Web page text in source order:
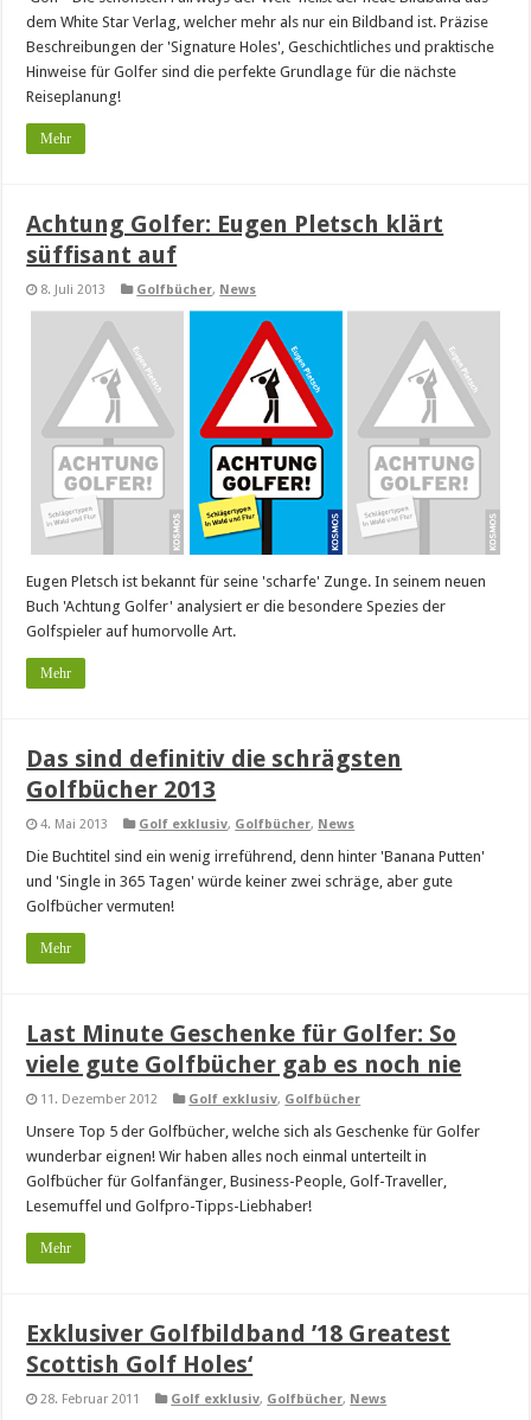
dem White Star Verlag, welcher mehr als nur ein Bildband ist. Präzise
Beschreibungen der 'Signature Holes', Geschichtliches und praktische
Hinweise für Golfer sind die perfekte Grundlage für die nächste
Reiseplanung!
Mehr
Achtung Golfer: Eugen Pletsch klärt
süffisant auf
8. Juli 2013 Golfbücher, News
Eugen Pletsch ist bekannt für seine 'scharfe' Zunge. In seinem neuen
Buch 'Achtung Golfer' analysiert er die besondere Spezies der
Golfspieler auf humorvolle Art.
Mehr
Das sind definitiv die schrägsten
Golfbücher 2013
4. Mai 2013 Golf exklusiv, Golfbücher, News
Die Buchtitel sind ein wenig irreführend, denn hinter 'Banana Putten'
und 'Single in 365 Tagen' würde keiner zwei schräge, aber gute
Golfbücher vermuten!
Mehr
Last Minute Geschenke für Golfer: So
viele gute Golfbücher gab es noch nie
11. Dezember 2012 Golf exklusiv, Golfbücher
Unsere Top 5 der Golfbücher, welche sich als Geschenke für Golfer
wunderbar eignen! Wir haben alles noch einmal unterteilt in
Golfbücher für Golfanfänger, Business-People, Golf-Traveller,
Lesemuffel und Golfpro-Tipps-Liebhaber!
Mehr
Exklusiver Golfbildband ’18 Greatest
Scottish Golf Holes‘
28. Februar 2011 Golf exklusiv, Golfbücher, News